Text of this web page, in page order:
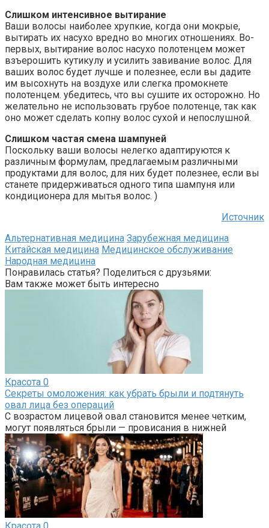
Слишком интенсивное вытирание
Ваши волосы наиболее хрупкие, когда они мокрые,
вытирать их насухо вредно во многих отношениях. Во-
первых, вытирание волос насухо полотенцем может
взъерошить кутикулу и усилить завивание волос. Для
ваших волос будет лучше и полезнее, если вы дадите
им высохнуть на воздухе или слегка промокнете
полотенцем. убедитесь, что вы сушите их осторожно. Но
желательно не использовать грубое полотенце, так как
оно может сделать копну волос сухой и непослушной.
Слишком частая смена шампуней
Поскольку ваши волосы нелегко адаптируются к
различным формулам, предлагаемым различными
продуктами для волос, для них будет полезнее, если вы
станете придерживаться одного типа шампуня или
кондиционера для мытья волос. )
Источник
Альтернативная медицина Зарубежная медицина
Китайская медицина Медицинское обслуживание
Народная медицина
Понравилась статья? Поделиться с друзьями:
Вам также может быть интересно
Красота 0
Секреты омоложения: как убрать брыли и подтянуть
овал лица без операций
С возрастом лицевой овал становится менее четким,
могут появляться брыли — провисания в нижней